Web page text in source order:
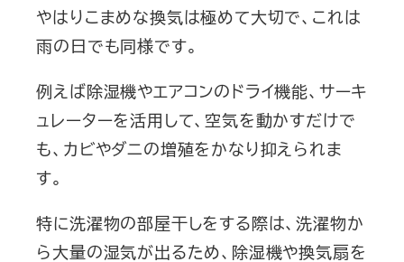
やはりこまめな換気は極めて大切で、これは
雨の日でも同様です。
例えば除湿機やエアコンのドライ機能、サーキ
ュレーターを活用して、空気を動かすだけで
も、カビやダニの増殖をかなり抑えられま
す。
特に洗濯物の部屋干しをする際は、洗濯物か
ら大量の湿気が出るため、除湿機や換気扇を